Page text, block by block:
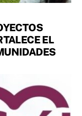
EL